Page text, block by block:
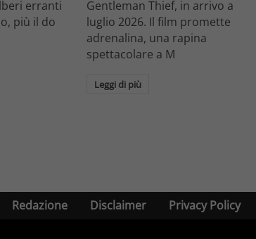
erranti
più il do
Gentleman Thief, in arrivo a
luglio 2026. Il film promette
adrenalina, una rapina
spettacolare a M
Leggi di più
Redazione Disclaimer Privacy Policy